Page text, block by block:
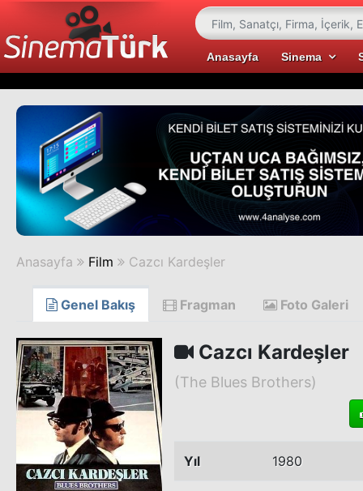
Anasayfa Sinema
Anasayfa Film Cazcı Kardeşler
Genel Bakış Fragman Foto Galeri
Cazcı Kardeşler
(The Blues Brothers)
Yıl 1980